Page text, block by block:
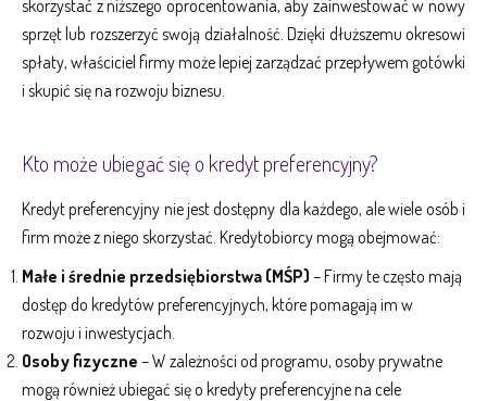
skorzystać z niższego oprocentowania, aby zainwestować w nowy
sprzęt lub rozszerzyć swoją działalność. Dzięki dłuższemu okresowi
spłaty, właściciel firmy może lepiej zarządzać przepływem gotówki
i skupić się na rozwoju biznesu.
Kto może ubiegać się o kredyt preferencyjny?
Kredyt preferencyjny nie jest dostępny dla każdego, ale wiele osób i
firm może z niego skorzystać. Kredytobiorcy mogą obejmować:
Małe i średnie przedsiębiorstwa (MŚP) – Firmy te często mają
dostęp do kredytów preferencyjnych, które pomagają im w
rozwoju i inwestycjach.
Osoby fizyczne – W zależności od programu, osoby prywatne
mogą również ubiegać się o kredyty preferencyjne na cele